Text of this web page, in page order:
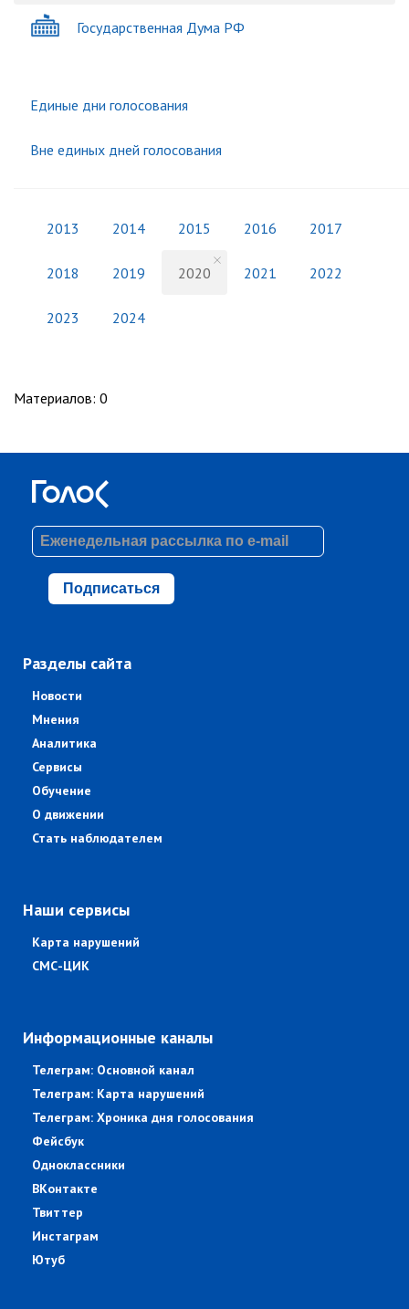
Государственная Дума РФ
Единые дни голосования
Вне единых дней голосования
2013 2014 2015 2016 2017
2018 2019 2020 2021 2022
2023 2024
Материалов: 0
Подписаться
Разделы сайта
Новости
Мнения
Аналитика
Сервисы
Обучение
О движении
Стать наблюдателем
Наши сервисы
Карта нарушений
СМС-ЦИК
Информационные каналы
Телеграм: Основной канал
Телеграм: Карта нарушений
Телеграм: Хроника дня голосования
Фейсбук
Одноклассники
ВКонтакте
Твиттер
Инстаграм
Ютуб